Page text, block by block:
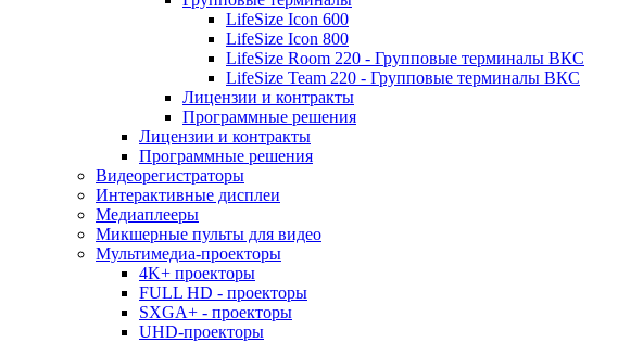
LifeSize Icon 600
LifeSize Icon 800
LifeSize Room 220 - Групповые терминалы ВКС
LifeSize Team 220 - Групповые терминалы ВКС
Лицензии и контракты
Программные решения
Лицензии и контракты
Программные решения
Видеорегистраторы
Интерактивные дисплеи
Медиаплееры
Микшерные пульты для видео
Мультимедиа-проекторы
4K+ проекторы
FULL HD - проекторы
SXGA+ - проекторы
UHD-проекторы